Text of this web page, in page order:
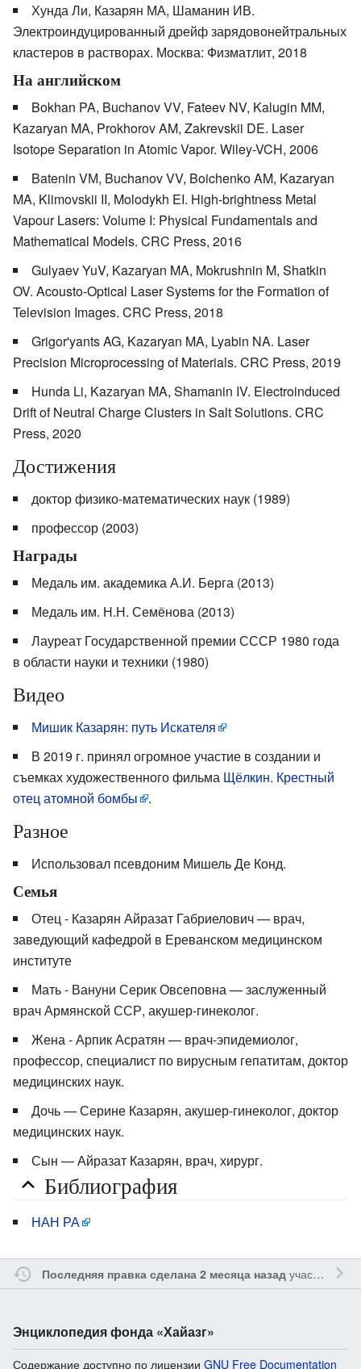
Хунда Ли, Казарян МА, Шаманин ИВ.
Электроиндуцированный дрейф зарядовонейтральных
кластеров в растворах. Москва: Физматлит, 2018
На английском
Bokhan PA, Buchanov VV, Fateev NV, Kalugin MM,
Kazaryan MA, Prokhorov AM, Zakrevskii DE. Laser
Isotope Separation in Atomic Vapor. Wiley-VCH, 2006
Batenin VМ, Buchanov VV, Boichenko AM, Kazaryan
MA, Klimovskii II, Molodykh EI. High-brightness Metal
Vapour Lasers: Volume I: Physical Fundamentals and
Mathematical Models. CRC Press, 2016
Gulyaev YuV, Kazaryan MA, Mokrushnin M, Shatkin
OV. Acousto-Optical Laser Systems for the Formation of
Television Images. CRC Press, 2018
Grigor'yants AG, Kazaryan MA, Lyabin NA. Laser
Precision Microprocessing of Materials. CRC Press, 2019
Hunda Li, Kazaryan MA, Shamanin IV. Electroinduced
Drift of Neutral Charge Clusters in Salt Solutions. CRC
Press, 2020
Достижения
доктор физико-математических наук (1989)
профессор (2003)
Награды
Медаль им. академика А.И. Берга (2013)
Медаль им. Н.Н. Семёнова (2013)
Лауреат Государственной премии СССР 1980 года
в области науки и техники (1980)
Видео
Мишик Казарян: путь Искателя
В 2019 г. принял огромное участие в создании и
съемках художественного фильма Щёлкин. Крестный
отец атомной бомбы
.
Разное
Использовал псевдоним Мишель Де Конд.
Семья
Отец - Казарян Айразат Габриелович — врач,
заведующий кафедрой в Ереванском медицинском
институте
Мать - Вануни Серик Овсеповна — заслуженный
врач Армянской ССР, акушер-гинеколог.
Жена - Арпик Асратян — врач-эпидемиолог,
профессор, специалист по вирусным гепатитам, доктор
медицинских наук.
Дочь — Серине Казарян, акушер-гинеколог, доктор
медицинских наук.
Сын — Айразат Казарян, врач, хирург.
Библиография
НАН РА
Последняя правка сделана 2 месяца назадучастником
Энциклопедия фонда «Хайазг»
Содержание доступно по лицензии GNU Free Documentation